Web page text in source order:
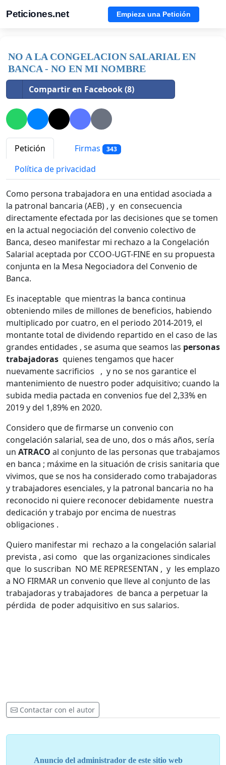
Peticiones.net Empieza una Petición
NO A LA CONGELACION SALARIAL EN
BANCA - NO EN MI NOMBRE
Compartir en Facebook (8)
Petición Firmas 343
Política de privacidad
Como persona trabajadora en una entidad asociada a
la patronal bancaria (AEB) , y en consecuencia
directamente efectada por las decisiones que se tomen
en la actual negociación del convenio colectivo de
Banca, deseo manifestar mi rechazo a la Congelación
Salarial aceptada por CCOO-UGT-FINE en su propuesta
conjunta en la Mesa Negociadora del Convenio de
Banca.
Es inaceptable que mientras la banca continua
obteniendo miles de millones de beneficios, habiendo
multiplicado por cuatro, en el periodo 2014-2019, el
montante total de dividendo repartido en el caso de las
grandes entidades , se asuma que seamos las personas
trabajadoras quienes tengamos que hacer
nuevamente sacrificios , y no se nos garantice el
mantenimiento de nuestro poder adquisitivo; cuando la
subida media pactada en convenios fue del 2,33% en
2019 y del 1,89% en 2020.
Considero que de firmarse un convenio con
congelación salarial, sea de uno, dos o más años, sería
un ATRACO al conjunto de las personas que trabajamos
en banca ; máxime en la situación de crisis sanitaria que
vivimos, que se nos ha considerado como trabajadoras
y trabajadores esenciales, y la patronal bancaria no ha
reconocido ni quiere reconocer debidamente nuestra
dedicación y trabajo por encima de nuestras
obligaciones .
Quiero manifestar mi rechazo a la congelación salarial
prevista , asi como que las organizaciones sindicales
que lo suscriban NO ME REPRESENTAN , y les emplazo
a NO FIRMAR un convenio que lleve al conjunto de las
trabajadoras y trabajadores de banca a perpetuar la
pérdida de poder adquisitivo en sus salarios.
Contactar con el autor
Anuncio del administrador de este sitio web